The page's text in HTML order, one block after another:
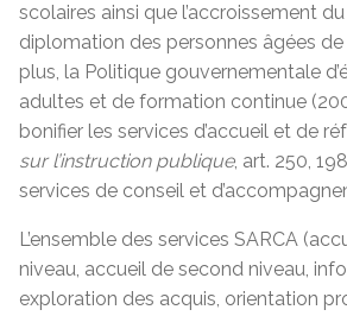
scolaires ainsi que l’accroissement
diplomation des personnes âgées de
plus, la Politique gouvernementale
adultes et de formation continue
bonifier les services d’accueil et de
sur l’instruction publique, art. 250,
services de conseil et
L’ensemble des services SARCA
niveau, accueil de second niveau,
exploration des acquis, orientation